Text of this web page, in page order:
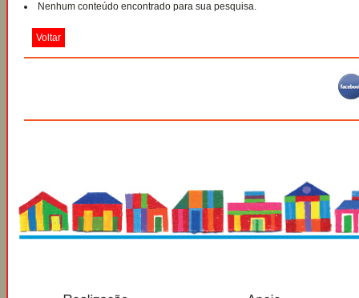
Nenhum conteúdo encontrado para sua pesquisa.
Voltar